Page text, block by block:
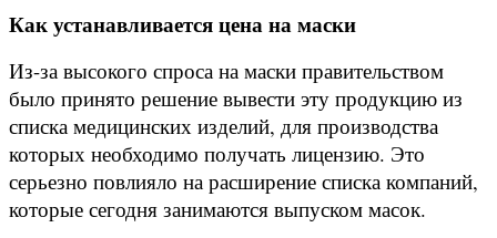
Как устанавливается цена на маски
Из-за высокого спроса на маски правительством
было принято решение вывести эту продукцию из
списка медицинских изделий, для производства
которых необходимо получать лицензию. Это
серьезно повлияло на расширение списка компаний,
которые сегодня занимаются выпуском масок.